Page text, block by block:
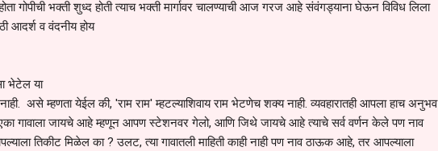
गोपीची भक्ती शुध्द होती त्याच भक्ती मार्गावर चालण्याची आज गरज आहे संवंगड्याना घेऊन विविध लिला
आदर्श व वंदनीय होय
भेटेल या
नाही. असे म्हणता येईल की, 'राम राम' म्हटल्याशिवाय राम भेटणेच शक्य नाही. व्यवहारातही आपला हाच अनुभव
गावाला जायचे आहे म्हणून आपण स्टेशनवर गेलो, आणि जिथे जायचे आहे त्याचे सर्व वर्णन केले पण नाव
तिकीट मिळेल का ? उलट, त्या गावातली माहिती काही नाही पण नाव ठाऊक आहे, तर आपल्याला